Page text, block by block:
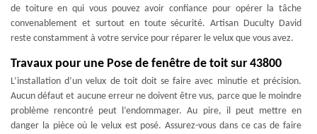
de toiture en qui vous pouvez avoir confiance pour opérer la tâche
convenablement et surtout en toute sécurité. Artisan Duculty David
reste constamment à votre service pour réparer le velux que vous avez.
Travaux pour une Pose de fenêtre de toit sur 43800
L’installation d’un velux de toit doit se faire avec minutie et précision.
Aucun défaut et aucune erreur ne doivent être vus, parce que le moindre
problème rencontré peut l’endommager. Au pire, il peut mettre en
danger la pièce où le velux est posé. Assurez-vous dans ce cas de faire